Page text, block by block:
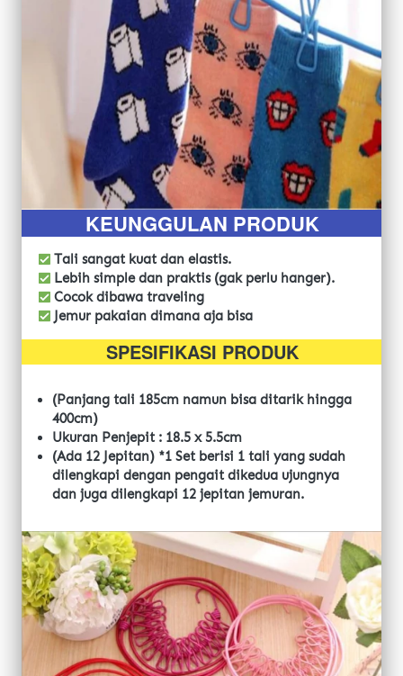
KEUNGGULAN PRODUK
Tali sangat kuat dan elastis.
Lebih simple dan praktis (gak perlu hanger).
Cocok dibawa traveling
Jemur pakaian dimana aja bisa
SPESIFIKASI PRODUK
(Panjang tali 185cm namun bisa ditarik hingga
400cm)
Ukuran Penjepit : 18.5 x 5.5cm
(Ada 12 Jepitan) *1 Set berisi 1 tali yang sudah
dilengkapi dengan pengait dikedua ujungnya
dan juga dilengkapi 12 jepitan jemuran.